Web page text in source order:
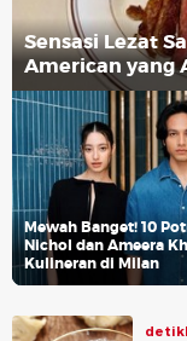
Sensasi Lezat
American yang
Mewah Banget! 10
Nichol dan Ameera
Kulineran di Milan